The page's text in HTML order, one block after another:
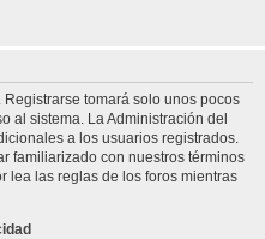
tomará solo unos pocos
al sistema. La Administración del
a los usuarios registrados.
familiarizado con nuestros términos
lea las reglas de los foros mientras